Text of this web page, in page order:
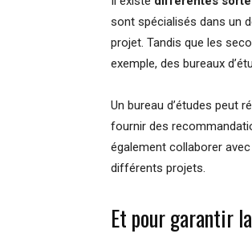
sont spécialisés dans un
projet. Tandis que les
exemple, des bureaux
Un bureau d’études peut
fournir des
également collaborer
différents projets.
Et pour garantir